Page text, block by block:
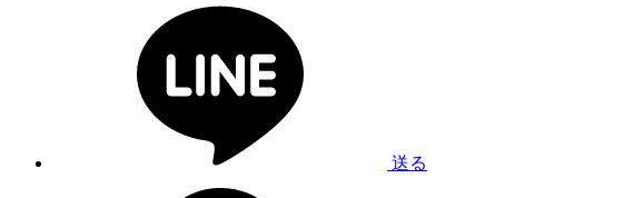
送る